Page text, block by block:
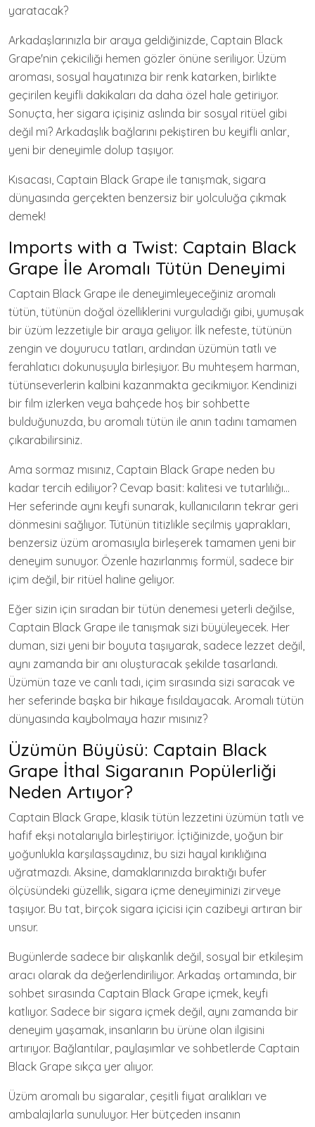
yaratacak?
Arkadaşlarınızla bir araya geldiğinizde, Captain Black
Grape'nin çekiciliği hemen gözler önüne seriliyor. Üzüm
aroması, sosyal hayatınıza bir renk katarken, birlikte
geçirilen keyifli dakikaları da daha özel hale getiriyor.
Sonuçta, her sigara içişiniz aslında bir sosyal ritüel gibi
değil mi? Arkadaşlık bağlarını pekiştiren bu keyifli anlar,
yeni bir deneyimle dolup taşıyor.
Kısacası, Captain Black Grape ile tanışmak, sigara
dünyasında gerçekten benzersiz bir yolculuğa çıkmak
demek!
Imports with a Twist: Captain Black
Grape İle Aromalı Tütün Deneyimi
Captain Black Grape ile deneyimleyeceğiniz aromalı
tütün, tütünün doğal özelliklerini vurguladığı gibi, yumuşak
bir üzüm lezzetiyle bir araya geliyor. İlk nefeste, tütünün
zengin ve doyurucu tatları, ardından üzümün tatlı ve
ferahlatıcı dokunuşuyla birleşiyor. Bu muhteşem harman,
tütünseverlerin kalbini kazanmakta gecikmiyor. Kendinizi
bir film izlerken veya bahçede hoş bir sohbette
bulduğunuzda, bu aromalı tütün ile anın tadını tamamen
çıkarabilirsiniz.
Ama sormaz mısınız, Captain Black Grape neden bu
kadar tercih ediliyor? Cevap basit: kalitesi ve tutarlılığı…
Her seferinde aynı keyfi sunarak, kullanıcıların tekrar geri
dönmesini sağlıyor. Tütünün titizlikle seçilmiş yaprakları,
benzersiz üzüm aromasıyla birleşerek tamamen yeni bir
deneyim sunuyor. Özenle hazırlanmış formül, sadece bir
içim değil, bir ritüel haline geliyor.
Eğer sizin için sıradan bir tütün denemesi yeterli değilse,
Captain Black Grape ile tanışmak sizi büyüleyecek. Her
duman, sizi yeni bir boyuta taşıyarak, sadece lezzet değil,
aynı zamanda bir anı oluşturacak şekilde tasarlandı.
Üzümün taze ve canlı tadı, içim sırasında sizi saracak ve
her seferinde başka bir hikaye fısıldayacak. Aromalı tütün
dünyasında kaybolmaya hazır mısınız?
Üzümün Büyüsü: Captain Black
Grape İthal Sigaranın Popülerliği
Neden Artıyor?
Captain Black Grape, klasik tütün lezzetini üzümün tatlı ve
hafif ekşi notalarıyla birleştiriyor. İçtiğinizde, yoğun bir
yoğunlukla karşılaşsaydınız, bu sizi hayal kırıklığına
uğratmazdı. Aksine, damaklarınızda bıraktığı bufer
ölçüsündeki güzellik, sigara içme deneyiminizi zirveye
taşıyor. Bu tat, birçok sigara içicisi için cazibeyi artıran bir
unsur.
Bugünlerde sadece bir alışkanlık değil, sosyal bir etkileşim
aracı olarak da değerlendiriliyor. Arkadaş ortamında, bir
sohbet sırasında Captain Black Grape içmek, keyfi
katlıyor. Sadece bir sigara içmek değil, aynı zamanda bir
deneyim yaşamak, insanların bu ürüne olan ilgisini
artırıyor. Bağlantılar, paylaşımlar ve sohbetlerde Captain
Black Grape sıkça yer alıyor.
Üzüm aromalı bu sigaralar, çeşitli fiyat aralıkları ve
ambalajlarla sunuluyor. Her bütçeden insanın